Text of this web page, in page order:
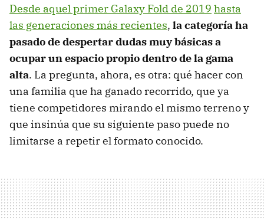
Desde aquel primer Galaxy Fold de 2019 hasta
las generaciones más recientes, la categoría ha
pasado de despertar dudas muy básicas a
ocupar un espacio propio dentro de la gama
alta. La pregunta, ahora, es otra: qué hacer con
una familia que ha ganado recorrido, que ya
tiene competidores mirando el mismo terreno y
que insinúa que su siguiente paso puede no
limitarse a repetir el formato conocido.